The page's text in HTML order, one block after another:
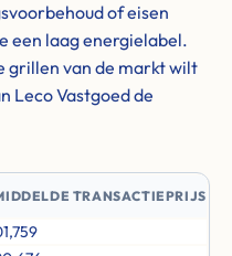
of eisen
een laag energielabel.
grillen van de markt wilt
Leco Vastgoed de
TRANSACTIEPRIJS